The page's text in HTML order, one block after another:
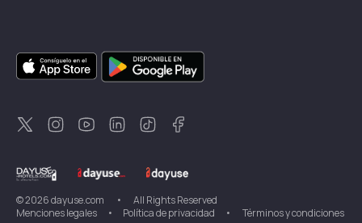
DayuseSingapur
DayuseSuecia
DayuseTailandia
DayuseNueva Zelanda
DayuseTurquía
©2026dayuse.com •
All Rights Reserved
Menciones legales
• Política de privacidad • Términos y condiciones